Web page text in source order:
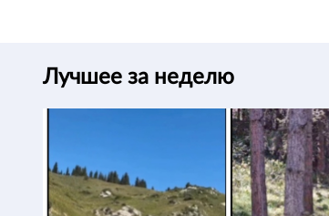
Лучшее за неделю